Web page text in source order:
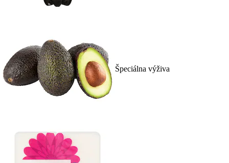
Špeciálna výživa